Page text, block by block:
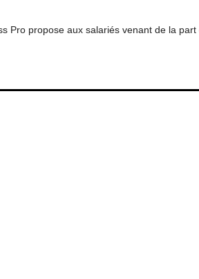
Pro propose aux salariés venant de la